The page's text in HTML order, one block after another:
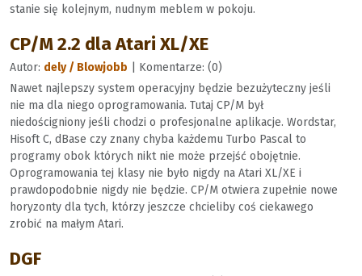
stanie się kolejnym, nudnym meblem w pokoju.
CP/M 2.2 dla Atari XL/XE
Autor: dely / Blowjobb | Komentarze: (0)
Nawet najlepszy system operacyjny będzie bezużyteczny jeśli
nie ma dla niego oprogramowania. Tutaj CP/M był
niedościgniony jeśli chodzi o profesjonalne aplikacje. Wordstar,
Hisoft C, dBase czy znany chyba każdemu Turbo Pascal to
programy obok których nikt nie może przejść obojętnie.
Oprogramowania tej klasy nie było nigdy na Atari XL/XE i
prawdopodobnie nigdy nie będzie. CP/M otwiera zupełnie nowe
horyzonty dla tych, którzy jeszcze chcieliby coś ciekawego
zrobić na małym Atari.
DGF